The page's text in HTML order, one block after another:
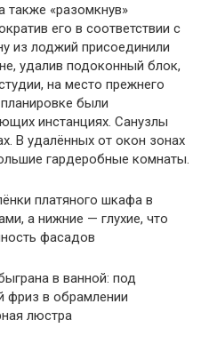
также «разомкнув»
его в соответствии с
из лоджий присоединили
удалив подоконный блок,
на место прежнего
были
инстанциях. Санузлы
В удалённых от окон зонах
гардеробные комнаты.
платяного шкафа в
а нижние — глухие, что
фасадов
в ванной: под
фриз в обрамле­нии
люстра